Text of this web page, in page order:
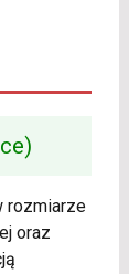
rozmiarze
oraz